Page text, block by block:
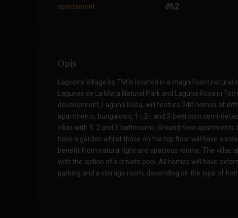
apartament
2
Opis
Lagoons Village by TM is located in a magnificent natural
Lagunas de La Mata Natural Park and Laguna Rosa in
development, Laguna Rosa, will feature 240 homes of
apartments, bungalows, 1-, 2-, and 3-bedroom semi-
villas with 1, 2 and 3 bathrooms. Ground floor apartments
have a garden whilst those on the top floor will have a
benefit from natural light and spacious rooms. The villas
with the option of a private pool. All homes will have
parking and a storage room, depending on the type of